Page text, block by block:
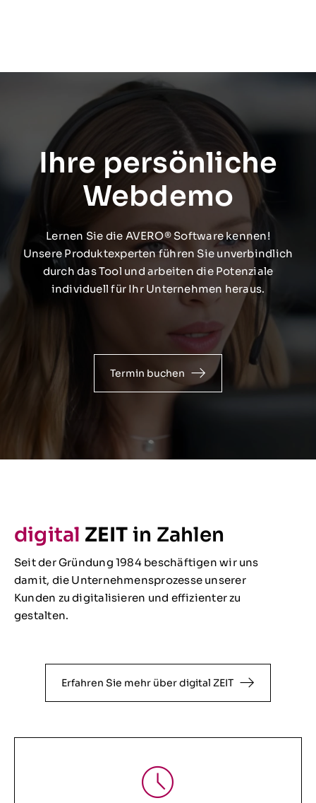
Ihre persönliche
Webdemo
Lernen Sie die AVERO® Software kennen!
Unsere Produktexperten führen Sie unverbindlich
durch das Tool und arbeiten die Potenziale
individuell für Ihr Unternehmen heraus.
Termin buchen
digital ZEIT in Zahlen
Seit der Gründung 1984 beschäftigen wir uns
damit, die Unternehmensprozesse unserer
Kunden zu digitalisieren und effizienter zu
gestalten.
Erfahren Sie mehr über digital ZEIT